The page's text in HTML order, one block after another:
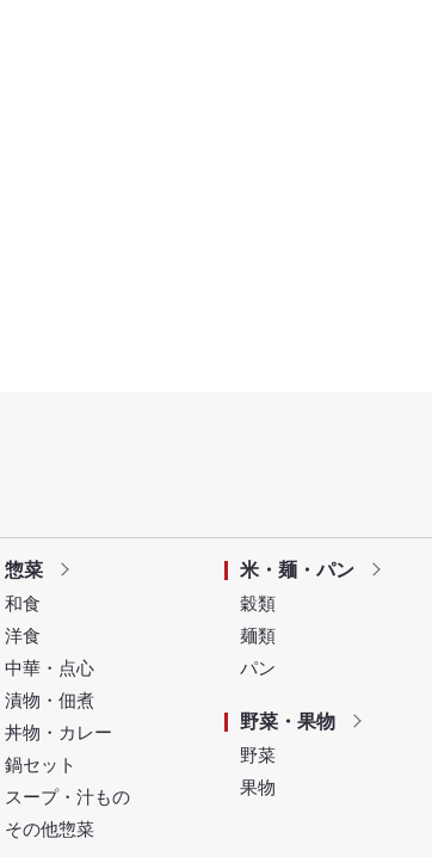
惣菜
和食
洋食
中華・点心
漬物・佃煮
丼物・カレー
鍋セット
スープ・汁もの
その他惣菜
米・麺・パン
穀類
麺類
パン
野菜・果物
野菜
果物